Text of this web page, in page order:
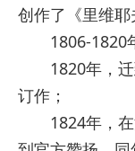
创作了《里维耶
1806-1820年
1820年，迁
订作；
1824年，在